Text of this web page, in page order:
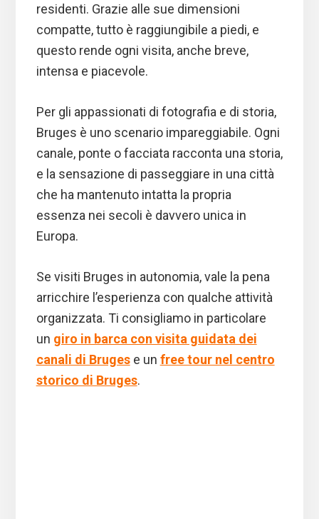
residenti. Grazie alle sue dimensioni
compatte, tutto è raggiungibile a piedi, e
questo rende ogni visita, anche breve,
intensa e piacevole.
Per gli appassionati di fotografia e di storia,
Bruges è uno scenario impareggiabile. Ogni
canale, ponte o facciata racconta una storia,
e la sensazione di passeggiare in una città
che ha mantenuto intatta la propria
essenza nei secoli è davvero unica in
Europa.
Se visiti Bruges in autonomia, vale la pena
arricchire l’esperienza con qualche attività
organizzata. Ti consigliamo in particolare
un giro in barca con visita guidata dei
canali di Brugese un free tour nel centro
storico di Bruges.